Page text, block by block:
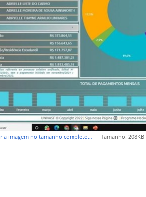
a imagem no tamanho completo… —Tamanho: 208KB